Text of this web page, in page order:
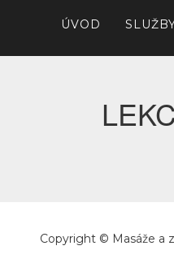
ÚVOD
Copyright © Masáže a